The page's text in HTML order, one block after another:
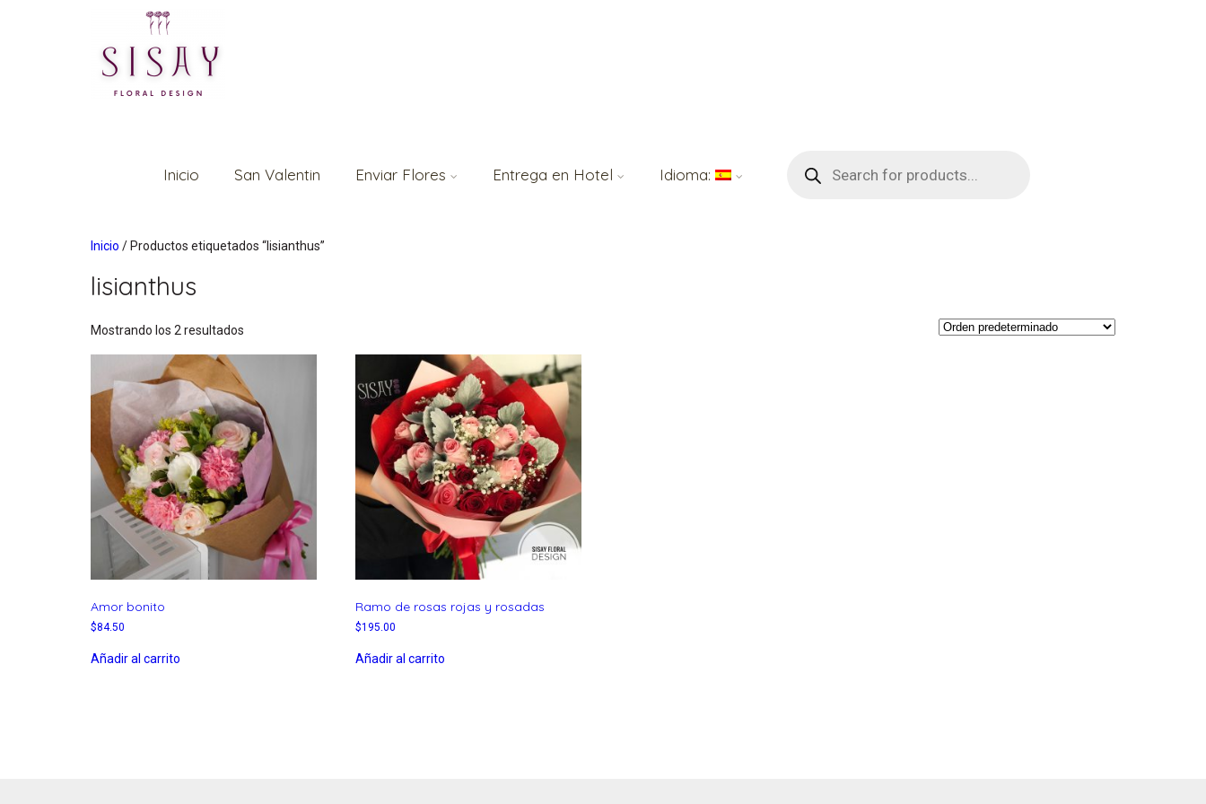
Inicio San Valentin Enviar Flores Entrega en Hotel Idioma:
productos
Inicio / Productos etiquetados “lisianthus”
lisianthus
Mostrando los 2 resultados
Amor bonito
$84.50
Añadir al carrito
Ramo de rosas rojas y rosadas
$195.00
Añadir al carrito